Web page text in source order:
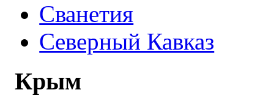
Сванетия
Северный Кавказ
Крым